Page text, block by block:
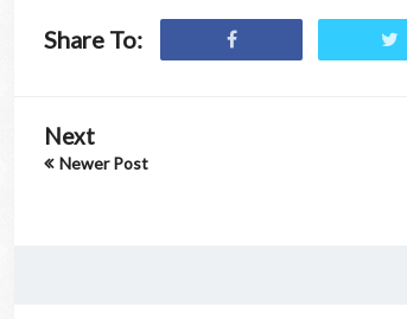
Share To:
Next
Newer Post